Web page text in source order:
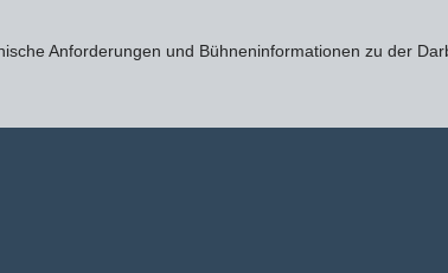
Anforderungen und Bühneninformationen zu der